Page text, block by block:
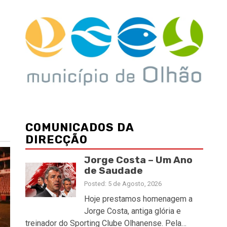
COMUNICADOS DA
DIRECÇÃO
Jorge Costa – Um Ano
de Saudade
Posted: 5 de Agosto, 2026
Hoje prestamos homenagem a
Jorge Costa, antiga glória e
treinador do Sporting Clube Olhanense. Pela…